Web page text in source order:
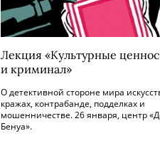
Лекция «Культурные
и криминал»
О детективной стороне мира
кражах, контрабанде, подделках и
мошенничестве. 26 января, центр
Бенуа».